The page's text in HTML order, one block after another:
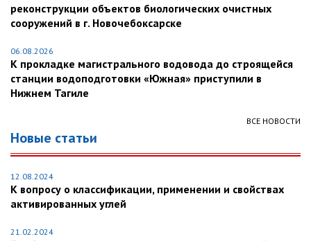
реконструкции объектов биологических очистных
сооружений в г. Новочебоксарске
06.08.2026
К прокладке магистрального водовода до строящейся
станции водоподготовки «Южная» приступили в
Нижнем Тагиле
ВСЕ НОВОСТИ
Новые статьи
12.08.2024
К вопросу о классификации, применении и свойствах
активированных углей
21.02.2024